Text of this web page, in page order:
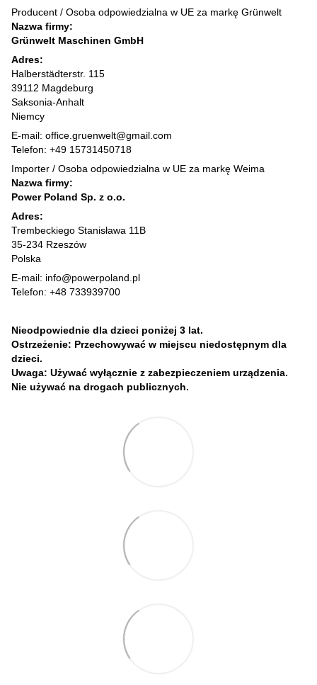
Producent / Osoba odpowiedzialna w UE za markę Grünwelt
Nazwa firmy:
Grünwelt Maschinen GmbH
Adres:
Halberstädterstr. 115
39112 Magdeburg
Saksonia-Anhalt
Niemcy
E-mail: office.gruenwelt@gmail.com
Telefon: +49 15731450718
Importer / Osoba odpowiedzialna w UE za markę Weima
Nazwa firmy:
Power Poland Sp. z o.o.
Adres:
Trembeckiego Stanisława 11B
35-234 Rzeszów
Polska
E-mail: info@powerpoland.pl
Telefon: +48 733939700
Nieodpowiednie dla dzieci poniżej 3 lat.
Ostrzeżenie: Przechowywać w miejscu niedostępnym dla
dzieci.
Uwaga: Używać wyłącznie z zabezpieczeniem urządzenia.
Nie używać na drogach publicznych.